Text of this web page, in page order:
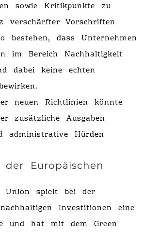
sowie Kritikpunkte zu
verschärfter Vorschriften
bestehen, dass Unternehmen
im Bereich Nachhaltigkeit
dabei keine echten
neuen Richtlinien könnte
zusätzliche Ausgaben
administrative Hürden
der Europäischen
Union spielt bei der
Investitionen eine
und hat mit dem Green